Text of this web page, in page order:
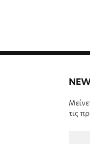
τις